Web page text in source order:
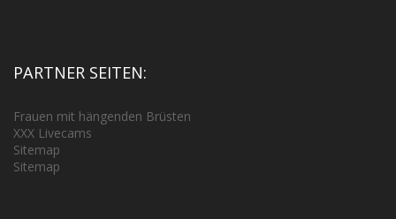
PARTNER SEITEN:
Frauen mit hängenden Brüsten
XXX Livecams
Sitemap
Sitemap